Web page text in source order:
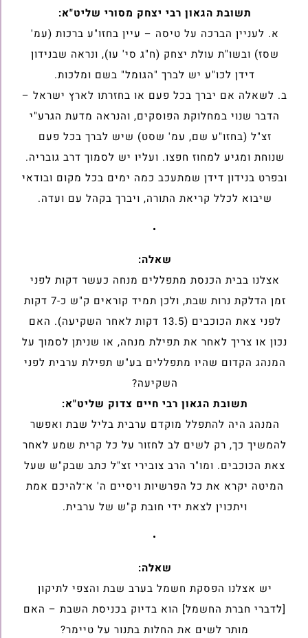
תשובת הגאון רבי יצחק מסורי שליט"א:
א. לעניין הברכה על טיסה – עיין בחזו"ע ברכות (עמ'
שסז) ובשו"ת עולת יצחק (ח"ג סי' עו), ונראה שבנידון
דידן לכו"ע יש לברך "הגומל" בשם ומלכות.
ב. לשאלה אם יברך בכל פעם או בחזרתו לארץ ישראל –
הדבר שנוי במחלוקת הפוסקים, והנראה מדעת הגרע"י
זצ"ל (בחזו"ע שם, עמ' שסט) שיש לברך בכל פעם
שנוחת ומגיע למחוז חפצו. ועליו יש לסמוך דרב גובריה.
ובפרט בנידון דידן שמתעכב כמה ימים בכל מקום ובודאי
שיבוא לכלל קריאת התורה, ויברך בקהל עם ועדה.
•
שאלה:
אצלנו בבית הכנסת מתפללים מנחה כעשר דקות לפני
זמן הדלקת נרות שבת, ולכן תמיד קוראים ק"ש כ-7 דקות
לפני צאת הכוכבים (13.5 דקות לאחר השקיעה). האם
נכון או צריך לאחר את תפילת מנחה, או שניתן לסמוך על
המנהג הקדום שהיו מתפללים בע"ש תפילת ערבית לפני
השקיעה?
תשובת הגאון רבי חיים צדוק שליט"א:
המנהג היה להתפלל מוקדם ערבית בליל שבת ואפשר
להמשיך כך, רק לשים לב לחזור על כל קרית שמע לאחר
צאת הכוכבים. ומו"ר הרב צובירי זצ"ל כתב שבק"ש שעל
המיטה יקרא את כל הפרשיות ויסיים ה' א־להיכם אמת
ויתכוין לצאת ידי חובת ק"ש של ערבית.
•
שאלה:
יש אצלנו הפסקת חשמל בערב שבת והצפי לתיקון
[לדברי חברת החשמל] הוא בדיוק בכניסת השבת – האם
מותר לשים את החלות בתנור על טיימר?